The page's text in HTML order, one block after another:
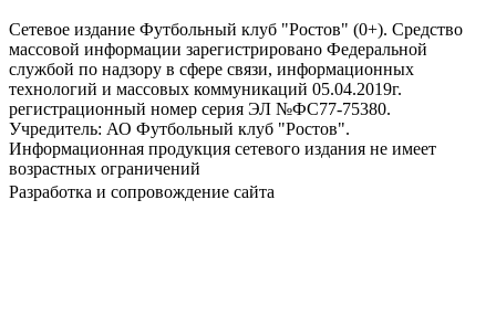
Сетевое издание Футбольный клуб "Ростов" (0+). Средство
массовой информации зарегистрировано Федеральной
службой по надзору в сфере связи, информационных
технологий и массовых коммуникаций 05.04.2019г.
регистрационный номер серия ЭЛ №ФС77-75380.
Учредитель: АО Футбольный клуб "Ростов".
Информационная продукция сетевого издания не имеет
возрастных ограничений
Разработка и сопровождение сайта